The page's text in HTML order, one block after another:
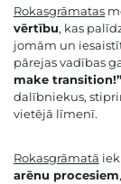
Rokasgrāmatas
vērtību, kas
jomām un
pārejas vadības
make
dalībniekus,
vietējā līmenī.
Rokasgrāmatā
arēnu procesiem